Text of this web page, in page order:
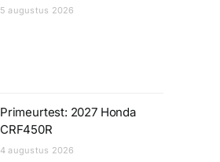
5 augustus 2026
Primeurtest: 2027 Honda
CRF450R
4 augustus 2026